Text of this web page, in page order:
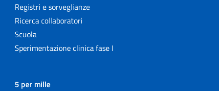
Registri e sorveglianze
Ricerca collaboratori
Scuola
Sperimentazione clinica fase I
5 per mille